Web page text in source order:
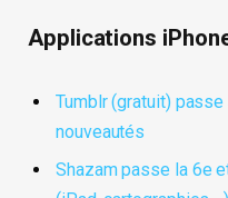
Applications
Tumblr (gratuit)
nouveautés
Shazam passe la 6e